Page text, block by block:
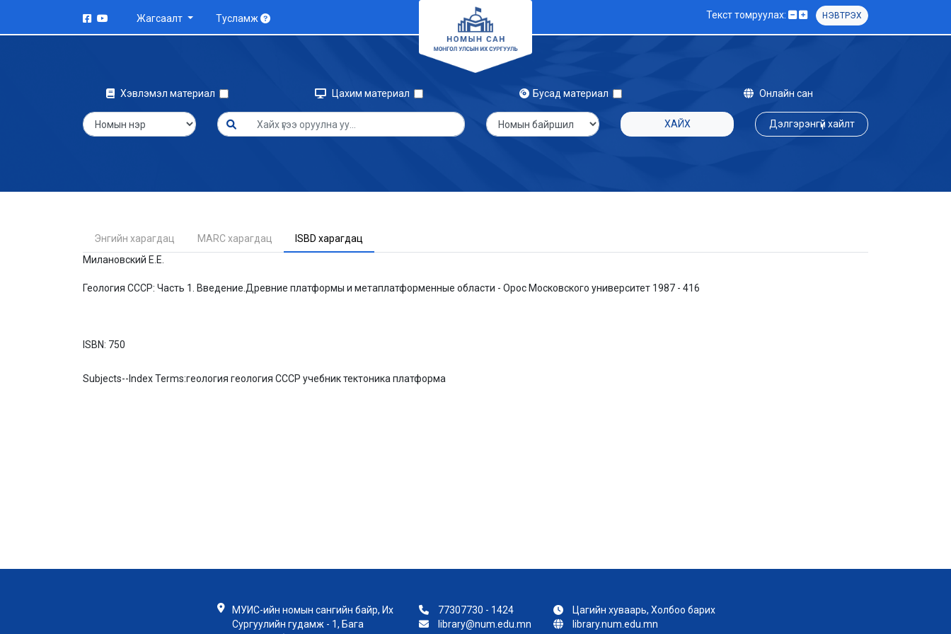
Жагсаалт Тусламж Текст томруулах: НЭВТРЭХ
Хэвлэмэл материал Цахим материал Бусад материал Онлайн сан
ХАЙХ Дэлгэрэнгүй хайлт
Энгийн харагдац MARC харагдац
ISBD харагдац
Милановский Е.Е.
Геология СССР: Часть 1. Введение.Древние платформы и метаплатформенные области - Орос Московского университет 1987 - 416
ISBN: 750
Subjects--Index Terms:геология геология СССР учебник тектоника платформа
МУИС-ийн номын сангийн байр, Их
Сургуулийн гудамж - 1, Бага
77307730 - 1424
library@num.edu.mn
Цагийн хуваарь, Холбоо барих
library.num.edu.mn